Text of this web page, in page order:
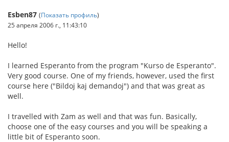
Esben87 (Показать профиль)
25 апреля 2006 г., 11:43:10
Hello!
I learned Esperanto from the program "Kurso de Esperanto".
Very good course. One of my friends, however, used the first
course here ("Bildoj kaj demandoj") and that was great as
well.
I travelled with Zam as well and that was fun. Basically,
choose one of the easy courses and you will be speaking a
little bit of Esperanto soon.